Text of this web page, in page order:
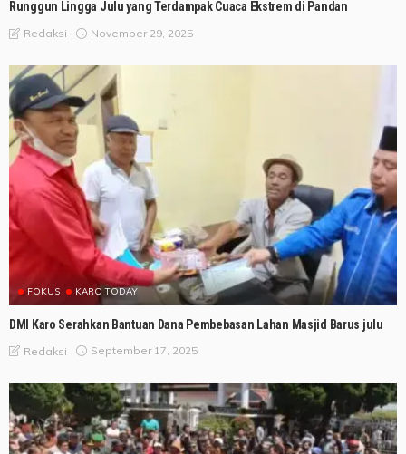
Runggun Lingga Julu yang Terdampak Cuaca Ekstrem di Pandan
Redaksi November 29, 2025
FOKUS KARO TODAY
DMI Karo Serahkan Bantuan Dana Pembebasan Lahan Masjid Barus julu
Redaksi September 17, 2025